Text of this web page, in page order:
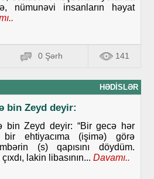
nümunəvi insanların həyat
0 Şərh 141
HƏDISLƏR
bin Zeyd deyir:
bin Zeyd deyir: “Bir gecə hər
bir ehtiyacıma (işimə) görə
(s) qapısını döydüm.
lakin libasının... Davamı..